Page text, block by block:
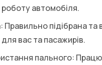
автомобіля.
Правильно підібрана
вас та пасажирів.
пального: